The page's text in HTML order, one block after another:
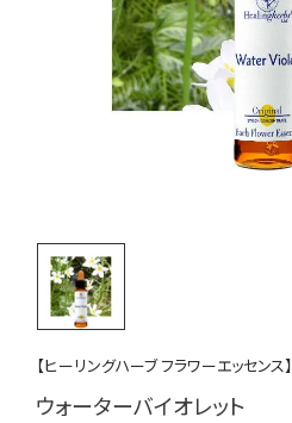
【ヒーリングハーブ フラワーエッセンス】
ウォーターバイオレット